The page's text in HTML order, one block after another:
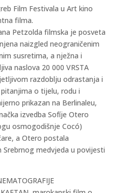
Film Festivala u Art kino
filma.
Petzolda filmska je posveta
naizgled neograničenim
susretima, a nježna i
naslova 20 000 VRSTA
razdoblju odrastanja i
o tijelu, rodu i
prikazan na Berlinaleu,
izvedba Sofíje Otero
osmogodišnje Cocó)
a Otero postala
medvjeda u povijesti